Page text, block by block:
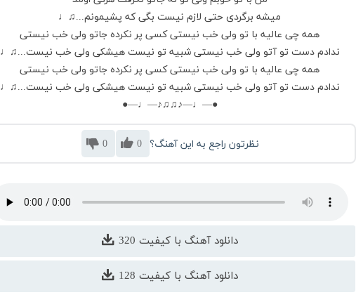
میشه برگردی حتی لازم نیست بگی که پشیمونم...♫♩
همه چی عالیه با تو ولی خب نیستی کسی پر نکرده جاتو ولی خب نیستی
ندادم دست تو آتو ولی خب نیستی شبیه تو نیست هیشکی ولی خب نیست...♫♩
همه چی عالیه با تو ولی خب نیستی کسی پر نکرده جاتو ولی خب نیستی
ندادم دست تو آتو ولی خب نیستی شبیه تو نیست هیشکی ولی خب نیست...♫♩
●—♩—♪♫♫♪—♩—●
نظرتون راجع به این آهنگ؟ 0
0
دانلود آهنگ با کیفیت 320
دانلود آهنگ با کیفیت 128